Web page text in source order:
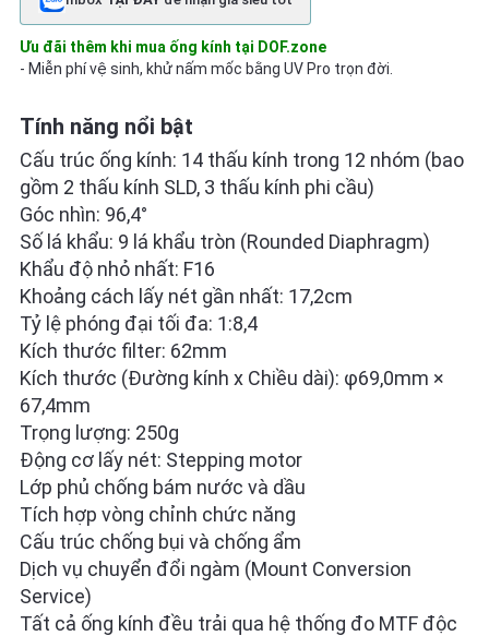
Ưu đãi thêm khi mua ống kính tại DOF.zone
- Miễn phí vệ sinh, khử nấm mốc bằng UV Pro trọn đời.
Tính năng nổi bật
Cấu trúc ống kính: 14 thấu kính trong 12 nhóm (bao
gồm 2 thấu kính SLD, 3 thấu kính phi cầu)
Góc nhìn: 96,4°
Số lá khẩu: 9 lá khẩu tròn (Rounded Diaphragm)
Khẩu độ nhỏ nhất: F16
Khoảng cách lấy nét gần nhất: 17,2cm
Tỷ lệ phóng đại tối đa: 1:8,4
Kích thước filter: 62mm
Kích thước (Đường kính x Chiều dài): φ69,0mm ×
67,4mm
Trọng lượng: 250g
Động cơ lấy nét: Stepping motor
Lớp phủ chống bám nước và dầu
Tích hợp vòng chỉnh chức năng
Cấu trúc chống bụi và chống ẩm
Dịch vụ chuyển đổi ngàm (Mount Conversion
Service)
Tất cả ống kính đều trải qua hệ thống đo MTF độc